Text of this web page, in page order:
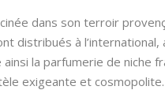
dans son terroir
distribués à
la parfumerie de niche
exigeante et cosmopolite.